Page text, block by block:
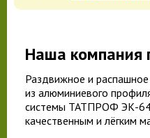
Наша компания
Раздвижное и
из алюминиевого
системы ТАТПРОФ ЭК-
качественным и лёгким